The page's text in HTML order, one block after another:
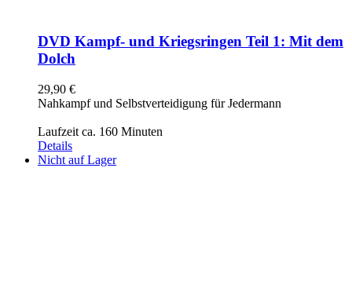
DVD Kampf- und Kriegsringen Teil 1: Mit dem
Dolch
29,90 €
Nahkampf und Selbstverteidigung für Jedermann
Laufzeit ca. 160 Minuten
Details
Nicht auf Lager